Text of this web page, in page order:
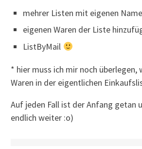
mehrer Listen mit eigenen
eigenen Waren der Liste
ListByMail
* hier muss ich mir noch überlegen,
Waren in der eigentlichen
Auf jeden Fall ist der Anfang getan
endlich weiter :o)